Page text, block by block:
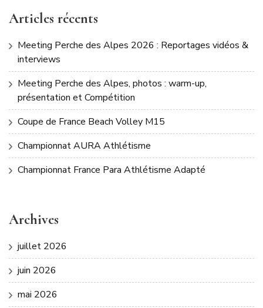
Articles récents
Meeting Perche des Alpes 2026 : Reportages vidéos &
interviews
Meeting Perche des Alpes, photos : warm-up,
présentation et Compétition
Coupe de France Beach Volley M15
Championnat AURA Athlétisme
Championnat France Para Athlétisme Adapté
Archives
juillet 2026
juin 2026
mai 2026